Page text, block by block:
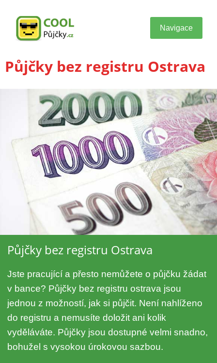
Navigace
Půjčky bez registru Ostrava
Půjčky bez registru Ostrava
Jste pracující a přesto nemůžete o půjčku žádat
v bance? Půjčky bez registru ostrava jsou
jednou z možností, jak si půjčit. Není nahlíženo
do registru a nemusíte doložit ani kolik
vyděláváte. Půjčky jsou dostupné velmi snadno,
bohužel s vysokou úrokovou sazbou.